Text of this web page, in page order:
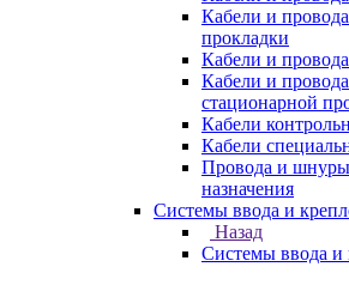
Кабели и
прокладки
Кабели и провода
Кабели и
стационарной
Кабели
Кабели
Провода и шнуры
назначения
Системы ввода и
Назад
Системы ввода и